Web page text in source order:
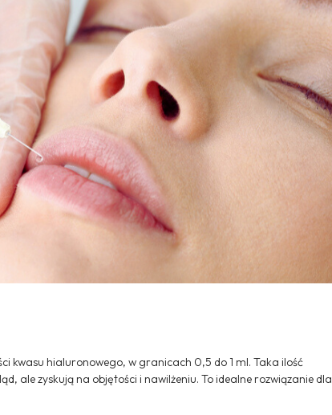
kwasu hialuronowego, w granicach 0,5 do 1 ml. Taka ilość
ale zyskują na objętości i nawilżeniu. To idealne rozwiązanie dla